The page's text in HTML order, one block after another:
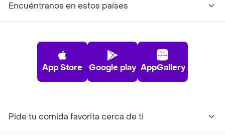
Encuéntranos en estos países
App Store Google play AppGallery
Pide tu comida favorita cerca de ti